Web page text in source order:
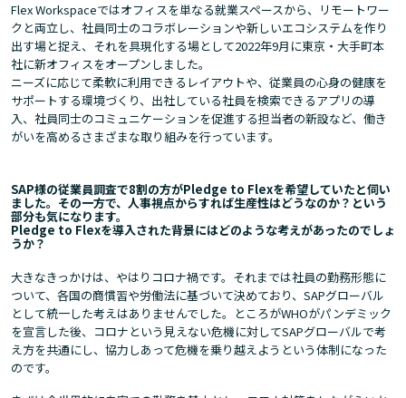
Flex Workspaceではオフィスを単なる就業スペースから、リモートワー
クと両立し、社員同士のコラボレーションや新しいエコシステムを作り
出す場と捉え、それを具現化する場として2022年9月に東京・大手町本
社に新オフィスをオープンしました。
ニーズに応じて柔軟に利用できるレイアウトや、従業員の心身の健康を
サポートする環境づくり、出社している社員を検索できるアプリの導
入、社員同士のコミュニケーションを促進する担当者の新設など、働き
がいを高めるさまざまな取り組みを行っています。
SAP様の従業員調査で8割の方がPledge to Flexを希望していたと伺い
ました。その一方で、人事視点からすれば生産性はどうなのか？という
部分も気になります。
Pledge to Flexを導入された背景にはどのような考えがあったのでしょ
うか？
大きなきっかけは、やはりコロナ禍です。それまでは社員の勤務形態に
ついて、各国の商慣習や労働法に基づいて決めており、SAPグローバル
として統一した考えはありませんでした。ところがWHOがパンデミック
を宣言した後、コロナという見えない危機に対してSAPグローバルで考
え方を共通にし、協力しあって危機を乗り越えようという体制になった
のです。